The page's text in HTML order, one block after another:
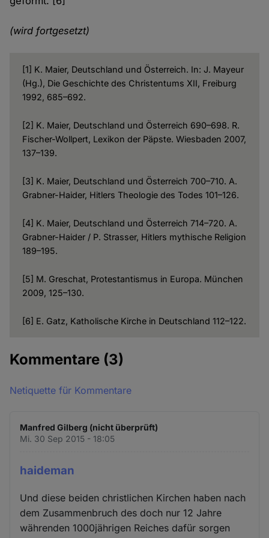
(wird fortgesetzt)
[1] K. Maier, Deutschland und Österreich. In: J. Mayeur
(Hg.), Die Geschichte des Christentums XII, Freiburg
1992, 685–692.
[2] K. Maier, Deutschland und Österreich 690–698. R.
Fischer-Wollpert, Lexikon der Päpste. Wiesbaden 2007,
137–139.
[3] K. Maier, Deutschland und Österreich 700–710. A.
Grabner-Haider, Hitlers Theologie des Todes 101–126.
[4] K. Maier, Deutschland und Österreich 714–720. A.
Grabner-Haider / P. Strasser, Hitlers mythische Religion
189–195.
[5] M. Greschat, Protestantismus in Europa. München
2009, 125–130.
[6] E. Gatz, Katholische Kirche in Deutschland 112–122.
Kommentare (3)
Netiquette für Kommentare
Manfred Gilberg (nicht überprüft)
Mi. 30 Sep 2015 - 18:05
haideman
Und diese beiden christlichen Kirchen haben nach
dem Zusammenbruch des doch nur 12 Jahre
währenden 1000jährigen Reiches dafür sorgen